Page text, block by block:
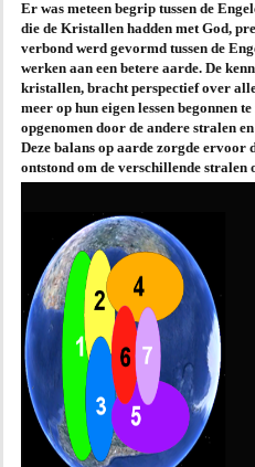
Er was meteen begrip tussen de
die de Kristallen hadden met God,
verbond werd gevormd tussen de
werken aan een betere aarde. De
kristallen, bracht perspectief over
meer op hun eigen lessen begonnen
opgenomen door de andere stralen
Deze balans op aarde zorgde
ontstond om de verschillende